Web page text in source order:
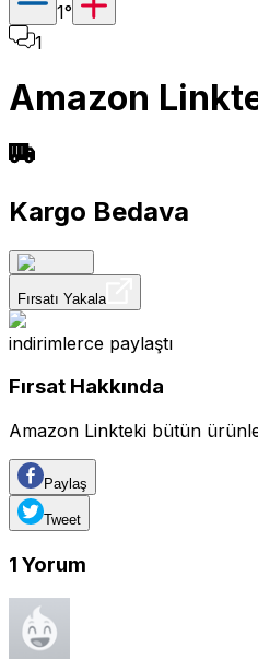
1°
1
Amazon
Kargo Bedava
Fırsatı Yakala
indirimlerce paylaştı
Fırsat Hakkında
Amazon Linkteki bütün
Paylaş
Tweet
1 Yorum